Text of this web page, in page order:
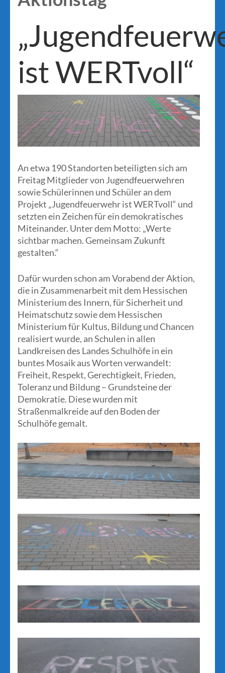
ist WERTvoll“
An etwa 190 Standorten beteiligten sich am
Freitag Mitglieder von Jugendfeuerwehren
sowie Schülerinnen und Schüler an dem
Projekt „Jugendfeuerwehr ist WERTvoll“ und
setzten ein Zeichen für ein demokratisches
Miteinander. Unter dem Motto: „Werte
sichtbar machen. Gemeinsam Zukunft
gestalten.“
Dafür wurden schon am Vorabend der Aktion,
die in Zusammenarbeit mit dem Hessischen
Ministerium des Innern, für Sicherheit und
Heimatschutz sowie dem Hessischen
Ministerium für Kultus, Bildung und Chancen
realisiert wurde, an Schulen in allen
Landkreisen des Landes Schulhöfe in ein
buntes Mosaik aus Worten verwandelt:
Freiheit, Respekt, Gerechtigkeit, Frieden,
Toleranz und Bildung – Grundsteine der
Demokratie. Diese wurden mit
Straßenmalkreide auf den Boden der
Schulhöfe gemalt.